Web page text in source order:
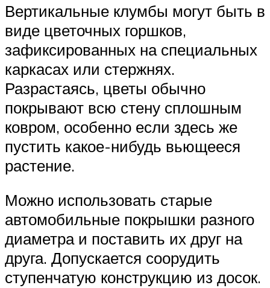
Вертикальные клумбы могут быть в
виде цветочных горшков,
зафиксированных на специальных
каркасах или стержнях.
Разрастаясь, цветы обычно
покрывают всю стену сплошным
ковром, особенно если здесь же
пустить какое-нибудь вьющееся
растение.
Можно использовать старые
автомобильные покрышки разного
диаметра и поставить их друг на
друга. Допускается соорудить
ступенчатую конструкцию из досок.